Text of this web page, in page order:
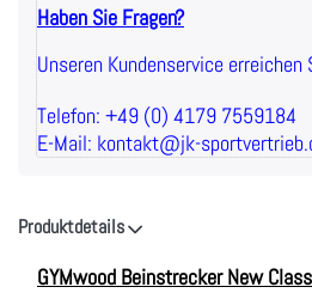
Haben Sie Fragen?
Unseren Kundenservice erreichen
Telefon: +49 (0) 4179 7559184
E-Mail: kontakt@jk-
Produktdetails
GYMwood Beinstrecker New